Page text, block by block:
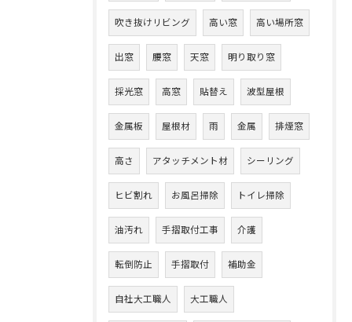
吹き抜けリビング 高い窓 高い場所窓
出窓 腰窓 天窓 明り取り窓
採光窓 高窓 貼替え 波型屋根
金属板 屋根材 雨 金属 排煙窓
高さ アタッチメント材 シーリング
ヒビ割れ お風呂掃除 トイレ掃除
油汚れ 手摺取付工事 介護
転倒防止 手摺取付 補助金
自社大工職人 大工職人